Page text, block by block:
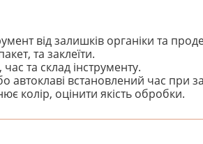
від залишків органіки та
та заклеїти.
та склад інструменту.
автоклаві встановлений час при
колір, оцінити якість обробки.
можете стати першим! Будьте